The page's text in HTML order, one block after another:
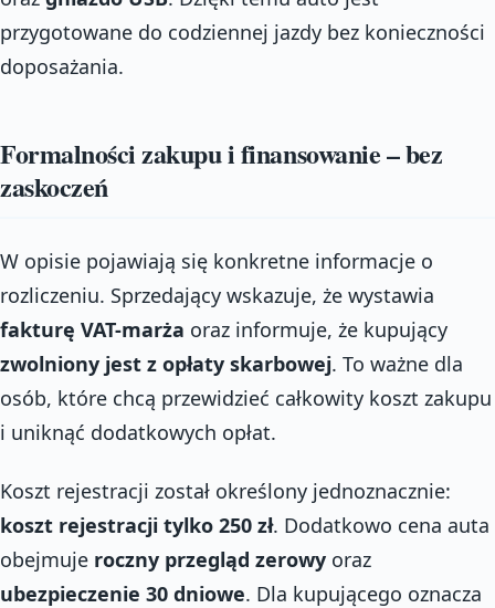
przygotowane do codziennej jazdy bez konieczności
doposażania.
Formalności zakupu i finansowanie – bez
zaskoczeń
W opisie pojawiają się konkretne informacje o
rozliczeniu. Sprzedający wskazuje, że wystawia
fakturę VAT-marża oraz informuje, że kupujący
zwolniony jest z opłaty skarbowej. To ważne dla
osób, które chcą przewidzieć całkowity koszt zakupu
i uniknąć dodatkowych opłat.
Koszt rejestracji został określony jednoznacznie:
koszt rejestracji tylko 250 zł. Dodatkowo cena auta
obejmuje roczny przegląd zerowy oraz
ubezpieczenie 30 dniowe. Dla kupującego oznacza